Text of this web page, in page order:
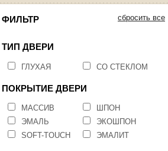
сбросить все
ФИЛЬТР
ТИП ДВЕРИ
ГЛУХАЯ СО СТЕКЛОМ
ПОКРЫТИЕ ДВЕРИ
МАССИВ
ШПОН
ЭМАЛЬ
ЭКОШПОН
SOFT-TOUCH
ЭМАЛИТ